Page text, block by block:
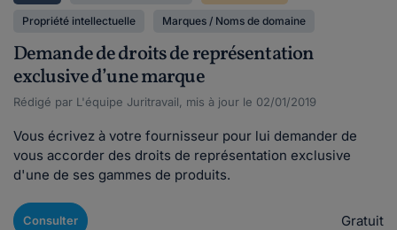
Propriété intellectuelle Marques / Noms de domaine
Demande de droits de représentation
exclusive d’une marque
Rédigé par L'équipe Juritravail, mis à jour le 02/01/2019
Vous écrivez à votre fournisseur pour lui demander de
vous accorder des droits de représentation exclusive
d'une de ses gammes de produits.
Consulter Gratuit